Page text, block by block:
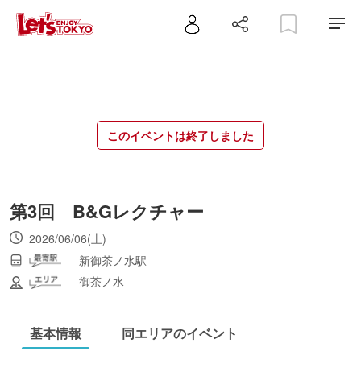
このイベントは終了しました
第3回 B&Gレクチャー
2026/06/06(土)
新御茶ノ水駅
御茶ノ水
基本情報 同エリアのイベント